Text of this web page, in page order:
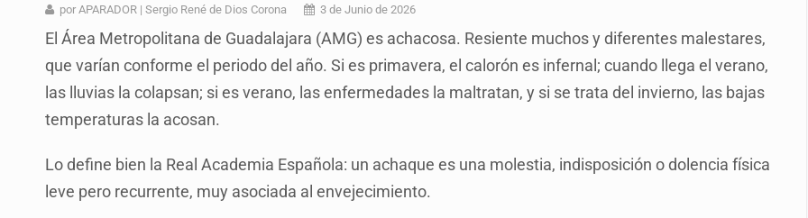
Mujer resulta lesionada tras ataque de pitbull en Zapopan
Vinculan a pareja que extorsionaba con peluches para exigir 'cobro de piso'
Mueren cuatro personas por volcadura en San Miguel el Alto
Ken Salazar afirma que no tiene evidencia de vínculos entre el gobierno de México y el crimen
Vinculan a responsable de homicidio registrado en 2025 en Tlaquepaque
por APARADOR | Sergio René de Dios Corona 3 de Junio de 2026
El Área Metropolitana de Guadalajara (AMG) es achacosa. Resiente muchos y diferentes malestares,
que varían conforme el periodo del año. Si es primavera, el calorón es infernal; cuando llega el verano,
las lluvias la colapsan; si es verano, las enfermedades la maltratan, y si se trata del invierno, las bajas
temperaturas la acosan.
Lo define bien la Real Academia Española: un achaque es una molestia, indisposición o dolencia física
leve pero recurrente, muy asociada al envejecimiento.